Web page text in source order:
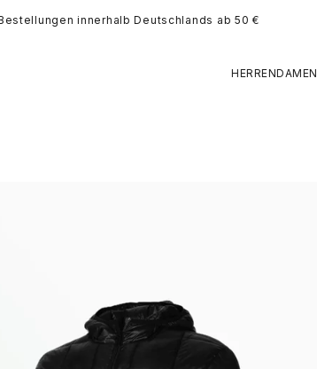
innerhalb Deutschlands ab 50 €
HERRENDAMEN